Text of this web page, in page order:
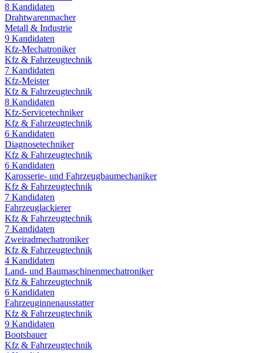
8 Kandidaten
Drahtwarenmacher
Metall & Industrie
9 Kandidaten
Kfz-Mechatroniker
Kfz & Fahrzeugtechnik
7 Kandidaten
Kfz-Meister
Kfz & Fahrzeugtechnik
8 Kandidaten
Kfz-Servicetechniker
Kfz & Fahrzeugtechnik
6 Kandidaten
Diagnosetechniker
Kfz & Fahrzeugtechnik
6 Kandidaten
Karosserie- und Fahrzeugbaumechaniker
Kfz & Fahrzeugtechnik
7 Kandidaten
Fahrzeuglackierer
Kfz & Fahrzeugtechnik
7 Kandidaten
Zweiradmechatroniker
Kfz & Fahrzeugtechnik
4 Kandidaten
Land- und Baumaschinenmechatroniker
Kfz & Fahrzeugtechnik
6 Kandidaten
Fahrzeuginnenausstatter
Kfz & Fahrzeugtechnik
9 Kandidaten
Bootsbauer
Kfz & Fahrzeugtechnik